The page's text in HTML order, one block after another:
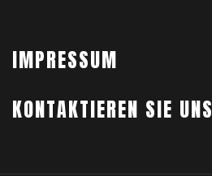
IMPRESSUM
KONTAKTIEREN SIE UNS